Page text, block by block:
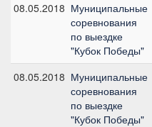
08.05.2018 Муниципальные
соревнования
по выездке
"Кубок Победы"
08.05.2018 Муниципальные
соревнования
по выездке
"Кубок Победы"